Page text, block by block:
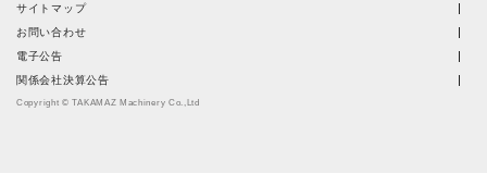
サイトマップ
お問い合わせ
電子公告
関係会社決算公告
Copyright © TAKAMAZ Machinery Co.,Ltd